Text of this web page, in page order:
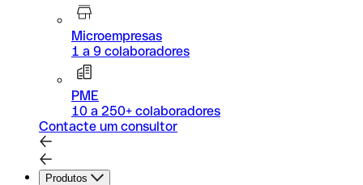
Microempresas
1 a 9 colaboradores
PME
10 a 250+ colaboradores
Contacte um consultor
Produtos